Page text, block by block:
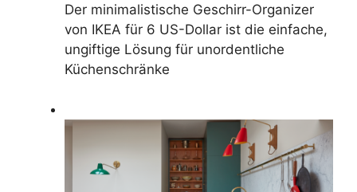
Der minimalistische Geschirr-Organizer
von IKEA für 6 US-Dollar ist die einfache,
ungiftige Lösung für unordentliche
Küchenschränke